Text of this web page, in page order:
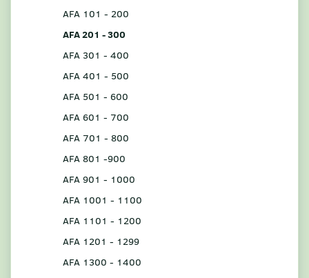
AFA 101 - 200
AFA 201 - 300
AFA 301 - 400
AFA 401 - 500
AFA 501 - 600
AFA 601 - 700
AFA 701 - 800
AFA 801 -900
AFA 901 - 1000
AFA 1001 - 1100
AFA 1101 - 1200
AFA 1201 - 1299
AFA 1300 - 1400